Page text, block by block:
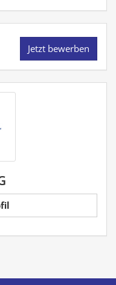
Jetzt bewerben